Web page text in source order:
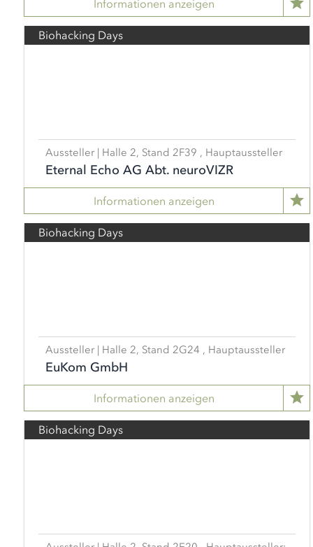
Informationen anzeigen
Biohacking Days
Aussteller | Halle 2, Stand 2F39 , Hauptaussteller
Eternal Echo AG Abt. neuroVIZR
Informationen anzeigen
Biohacking Days
Aussteller | Halle 2, Stand 2G24 , Hauptaussteller
EuKom GmbH
Informationen anzeigen
Biohacking Days